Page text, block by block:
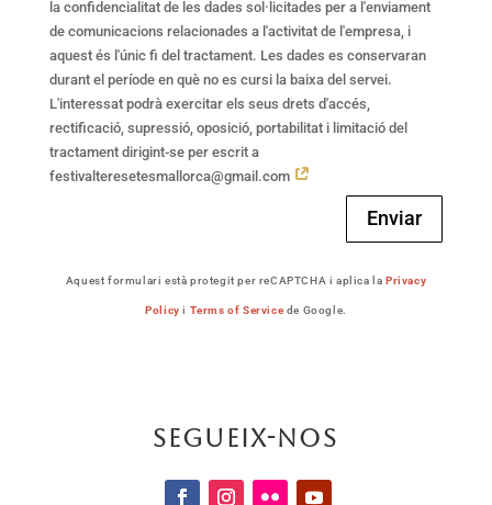
la confidencialitat de les dades sol·licitades per a l'enviament
de comunicacions relacionades a l'activitat de l'empresa, i
aquest és l'únic fi del tractament. Les dades es conservaran
durant el període en què no es cursi la baixa del servei.
L'interessat podrà exercitar els seus drets d'accés,
rectificació, supressió, oposició, portabilitat i limitació del
tractament dirigint-se per escrit a
festivalteresetesmallorca@gmail.com
Enviar
Aquest formulari està protegit per reCAPTCHA i aplica la Privacy
Policy i Terms of Service de Google.
Segueix-nos